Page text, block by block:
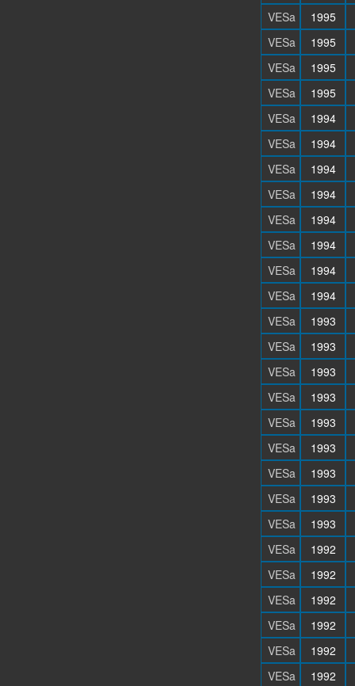
VESa
1995
VESa
1995
VESa
1995
VESa
1995
VESa
1994
VESa
1994
VESa
1994
VESa
1994
VESa
1994
VESa
1994
VESa
1994
VESa
1994
VESa
1993
VESa
1993
VESa
1993
VESa
1993
VESa
1993
VESa
1993
VESa
1993
VESa
1993
VESa
1993
VESa
1992
VESa
1992
VESa
1992
VESa
1992
VESa
1992
VESa
1992